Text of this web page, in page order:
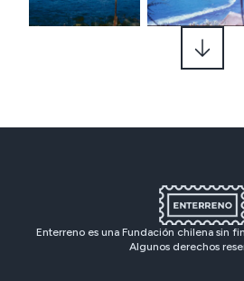
Enterreno es una Fundación chilena sin
Algunos derechos